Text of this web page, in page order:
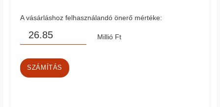
A vásárláshoz felhasználandó önerő mértéke:
Millió Ft
SZÁMÍTÁS